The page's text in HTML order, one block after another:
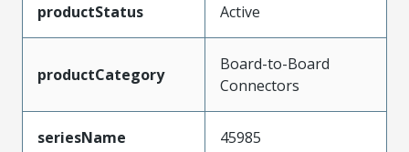
productStatus Active
productCategory
Board-to-Board
Connectors
seriesName 45985